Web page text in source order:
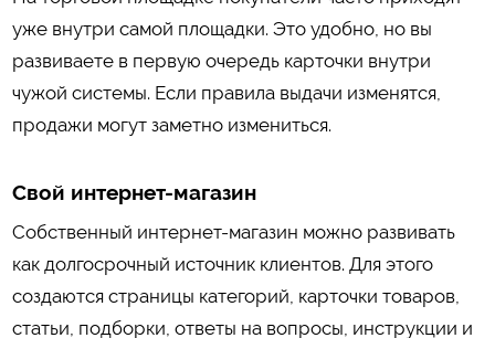
уже внутри самой площадки. Это удобно, но вы
развиваете в первую очередь карточки внутри
чужой системы. Если правила выдачи изменятся,
продажи могут заметно измениться.
Свой интернет-магазин
Собственный интернет-магазин можно развивать
как долгосрочный источник клиентов. Для этого
создаются страницы категорий, карточки товаров,
статьи, подборки, ответы на вопросы, инструкции и